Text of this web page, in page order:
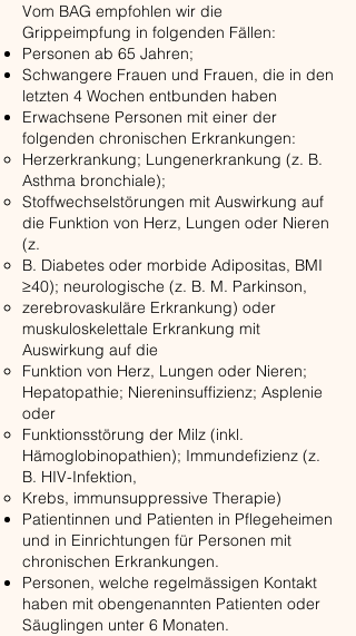
Vom BAG empfohlen wir die
Grippeimpfung in folgenden Fällen:
Personen ab 65 Jahren;
Schwangere Frauen und Frauen, die in den
letzten 4 Wochen entbunden haben
Erwachsene Personen mit einer der
folgenden chronischen Erkrankungen:
Herzerkrankung; Lungenerkrankung (z. B.
Asthma bronchiale);
Stoffwechselstörungen mit Auswirkung auf
die Funktion von Herz, Lungen oder Nieren
(z.
B. Diabetes oder morbide Adipositas, BMI
≥40); neurologische (z. B. M. Parkinson,
zerebrovaskuläre Erkrankung) oder
muskuloskelettale Erkrankung mit
Auswirkung auf die
Funktion von Herz, Lungen oder Nieren;
Hepatopathie; Niereninsuffizienz; Asplenie
oder
Funktionsstörung der Milz (inkl.
Hämoglobinopathien); Immundefizienz (z.
B. HIV-Infektion,
Krebs, immunsuppressive Therapie)
Patientinnen und Patienten in Pflegeheimen
und in Einrichtungen für Personen mit
chronischen Erkrankungen.
Personen, welche regelmässigen Kontakt
haben mit obengenannten Patienten oder
Säuglingen unter 6 Monaten.